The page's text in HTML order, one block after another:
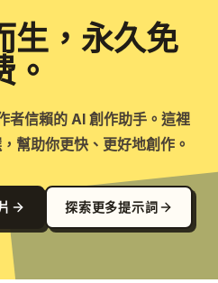
生，永久免
。
者信賴的 AI 創作助手。這裡
幫助你更快、更好地創作。
探索更多提示詞